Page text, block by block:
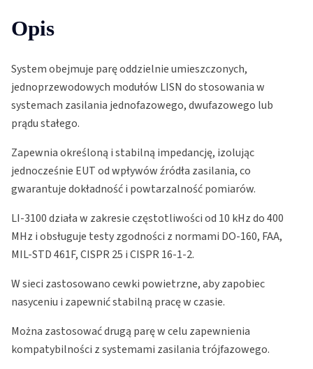
Opis
System obejmuje parę oddzielnie umieszczonych,
jednoprzewodowych modułów LISN do stosowania w
systemach zasilania jednofazowego, dwufazowego lub
prądu stałego.
Zapewnia określoną i stabilną impedancję, izolując
jednocześnie EUT od wpływów źródła zasilania, co
gwarantuje dokładność i powtarzalność pomiarów.
LI-3100 działa w zakresie częstotliwości od 10 kHz do 400
MHz i obsługuje testy zgodności z normami DO-160, FAA,
MIL-STD 461F, CISPR 25 i CISPR 16-1-2.
W sieci zastosowano cewki powietrzne, aby zapobiec
nasyceniu i zapewnić stabilną pracę w czasie.
Można zastosować drugą parę w celu zapewnienia
kompatybilności z systemami zasilania trójfazowego.